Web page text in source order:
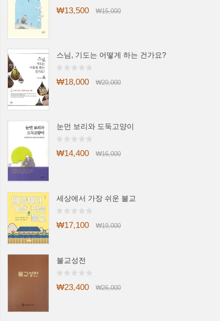
₩13,500 ₩15,000
스님, 기도는 어떻게 하는 건가요?
₩18,000 ₩20,000
눈먼 보리와 도둑고양이
₩14,400 ₩16,000
세상에서 가장 쉬운 불교
₩17,100 ₩19,000
불교성전
₩23,400 ₩26,000